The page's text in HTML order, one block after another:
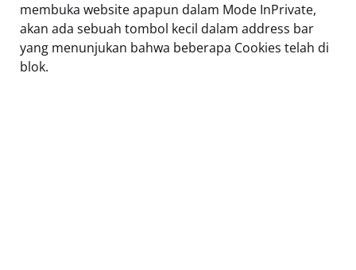
membuka website apapun dalam Mode InPrivate,
akan ada sebuah tombol kecil dalam address bar
yang menunjukan bahwa beberapa Cookies telah di
blok.